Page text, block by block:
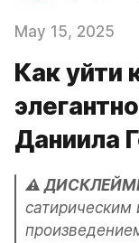
May 15, 2025
Как уйти
Даниила
⚠️